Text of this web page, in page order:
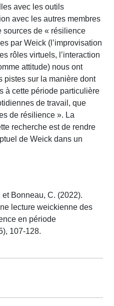
avec les outils
avec les autres membres
sources de « résilience
par Weick (l’improvisation
rôles virtuels, l’interaction
attitude) nous ont
pistes sur la manière dont
à cette période particulière
de travail, que
de résilience ». La
recherche est de rendre
de Weick dans un
Bonneau, C. (2022).
lecture weickienne des
en période
107-128.